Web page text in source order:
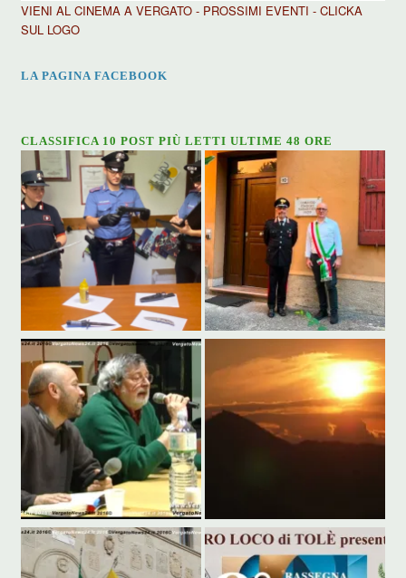
VIENI AL CINEMA A VERGATO - PROSSIMI EVENTI - CLICKA
SUL LOGO
LA PAGINA FACEBOOK
CLASSIFICA 10 POST PIÙ LETTI ULTIME 48 ORE